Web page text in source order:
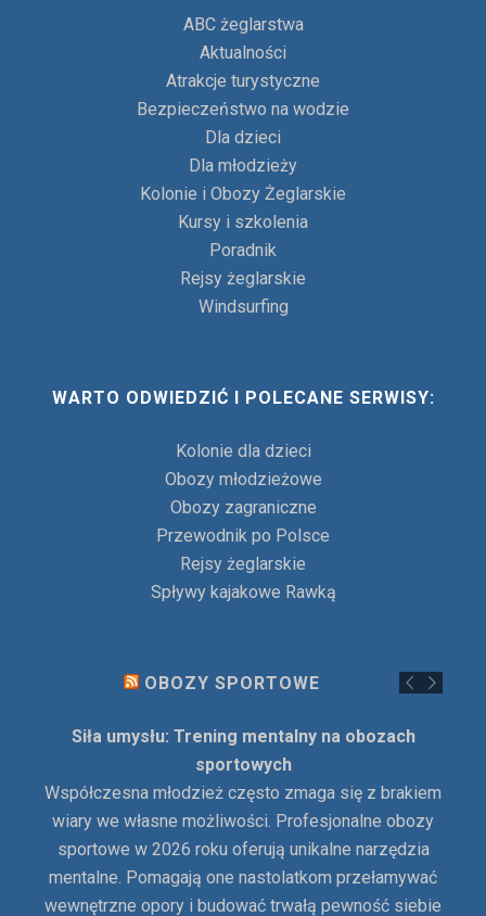
ABC żeglarstwa
Aktualności
Atrakcje turystyczne
Bezpieczeństwo na wodzie
Dla dzieci
Dla młodzieży
Kolonie i Obozy Żeglarskie
Kursy i szkolenia
Poradnik
Rejsy żeglarskie
Windsurfing
WARTO ODWIEDZIĆ I POLECANE SERWISY:
Kolonie dla dzieci
Obozy młodzieżowe
Obozy zagraniczne
Przewodnik po Polsce
Rejsy żeglarskie
Spływy kajakowe Rawką
OBOZY SPORTOWE
Siła umysłu: Trening mentalny na obozach
sportowych
Współczesna młodzież często zmaga się z brakiem
wiary we własne możliwości. Profesjonalne obozy
sportowe w 2026 roku oferują unikalne narzędzia
mentalne. Pomagają one nastolatkom przełamywać
wewnętrzne opory i budować trwałą pewność siebie